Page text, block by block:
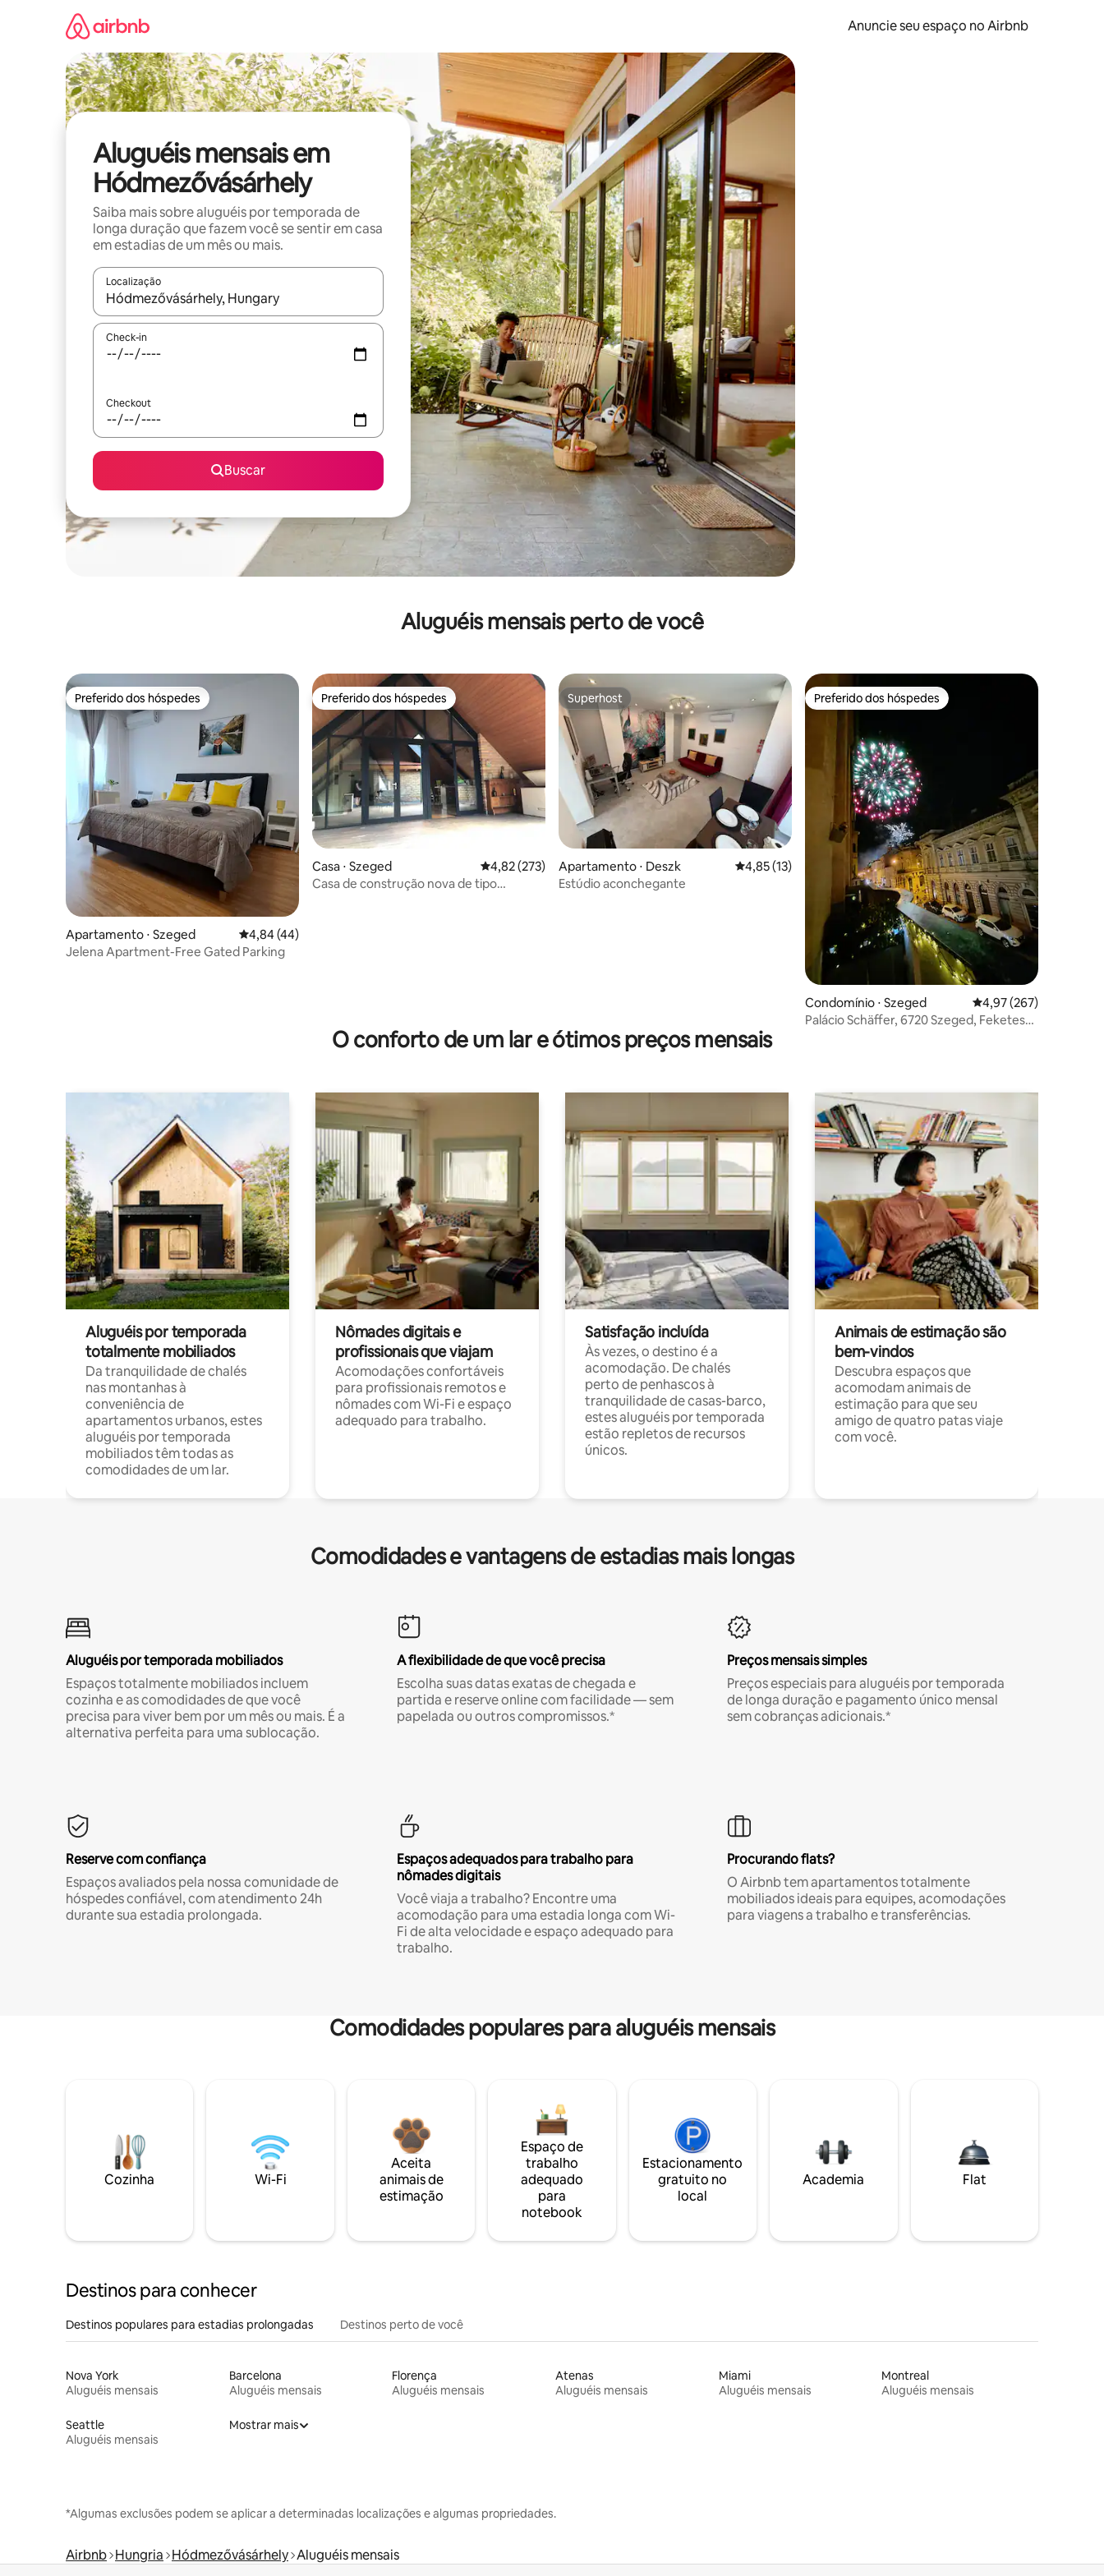
Anuncie seu espaço no Airbnb
Aluguéis mensais em
Hódmezővásárhely
Saiba mais sobre aluguéis por temporada de
longa duração que fazem você se sentir em casa
em estadias de um mês ou mais.
Localização
Quando os resultados estiverem disponíveis, explore-os usando as seta para cima e para baixo do teclado ou tocando e deslizando o dedo na tela.
Check-in
Checkout
Buscar
Aluguéis mensais perto de você
Preferido dos hóspedes
Preferido dos hóspedes
Apartamento ⋅ Szeged 4,84 de uma avaliação média de 5, 44 avaliações
4,84 (44)
Jelena Apartment-Free Gated Parking
Preferido dos hóspedes
Preferido dos hóspedes
Casa ⋅ Szeged 4,82 de uma avaliação média de 5, 273 avaliações
4,82 (273)
Casa de construção nova de tipo
Superhost
Superhost
Apartamento ⋅ Deszk 4,85 de uma avaliação média de 5, 13 avaliações
4,85 (13)
Estúdio aconchegante
Preferido dos hóspedes
Preferido dos hóspedes
Condomínio ⋅ Szeged 4,97 de uma avaliação
4,97 (267)
Palácio Schäffer, 6720 Szeged, Feketesas
O conforto de um lar e ótimos preços mensais
Aluguéis por temporada
totalmente mobiliados
Da tranquilidade de chalés
nas montanhas à
conveniência de
apartamentos urbanos, estes
aluguéis por temporada
mobiliados têm todas as
comodidades de um lar.
Nômades digitais e
profissionais que viajam
Acomodações confortáveis
para profissionais remotos e
nômades com Wi-Fi e espaço
adequado para trabalho.
Satisfação incluída
Às vezes, o destino é a
acomodação. De chalés
perto de penhascos à
tranquilidade de casas-barco,
estes aluguéis por temporada
estão repletos de recursos
únicos.
Animais de estimação são
bem-vindos
Descubra espaços que
acomodam animais de
estimação para que seu
amigo de quatro patas viaje
com você.
Comodidades e vantagens de estadias mais longas
Aluguéis por temporada mobiliados
Espaços totalmente mobiliados incluem
cozinha e as comodidades de que você
precisa para viver bem por um mês ou mais. É a
alternativa perfeita para uma sublocação.
A flexibilidade de que você precisa
Escolha suas datas exatas de chegada e
partida e reserve online com facilidade — sem
papelada ou outros compromissos.*
Preços mensais simples
Preços especiais para aluguéis por temporada
de longa duração e pagamento único mensal
sem cobranças adicionais.*
Reserve com confiança
Espaços avaliados pela nossa comunidade de
hóspedes confiável, com atendimento 24h
durante sua estadia prolongada.
Espaços adequados para trabalho para
nômades digitais
Você viaja a trabalho? Encontre uma
acomodação para uma estadia longa com Wi-
Fi de alta velocidade e espaço adequado para
trabalho.
Procurando flats?
O Airbnb tem apartamentos totalmente
mobiliados ideais para equipes, acomodações
para viagens a trabalho e transferências.
Comodidades populares para aluguéis mensais
Cozinha Wi-Fi
Aceita
animais de
estimação
Espaço de
trabalho
adequado
para
notebook
Estacionamento
gratuito no
local
Academia Flat
Destinos para conhecer
Destinos populares para estadias prolongadas Destinos perto de você
Nova York
Aluguéis mensais
Barcelona
Aluguéis mensais
Florença
Aluguéis mensais
Atenas
Aluguéis mensais
Miami
Aluguéis mensais
Montreal
Aluguéis mensais
Seattle
Aluguéis mensais
Mostrar mais
*Algumas exclusões podem se aplicar a determinadas localizações e algumas propriedades.
Airbnb Hungria Hódmezővásárhely Aluguéis mensais